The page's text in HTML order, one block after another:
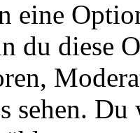
eine
du diese
sehen.